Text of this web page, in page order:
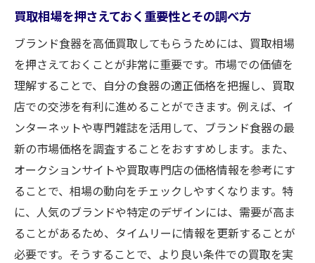
取大吉の魅力
他店にはない買取大吉独自のサービスとは
静岡市で多くの人が選ぶ理由とは何か
口コミで広がる買取大吉新静岡店の評判
安心して利用できる店内の雰囲気とスタッ
フ
買取大吉新静岡店の最新サービスのご紹介
地域に根ざした信頼の買取実績
安心の査定プロセスであなたのブランド食器を
適正価格で買取
初めてでも安心！査定の基本プロセス解説
買取相場を押さえておく重要性とその調べ方
ブランド食器を高価買取してもらうためには、買取相場
を押さえておくことが非常に重要です。市場での価値を
理解することで、自分の食器の適正価格を把握し、買取
店での交渉を有利に進めることができます。例えば、イ
ンターネットや専門雑誌を活用して、ブランド食器の最
新の市場価格を調査することをおすすめします。また、
オークションサイトや買取専門店の価格情報を参考にす
ることで、相場の動向をチェックしやすくなります。特
に、人気のブランドや特定のデザインには、需要が高ま
ることがあるため、タイムリーに情報を更新することが
必要です。そうすることで、より良い条件での買取を実